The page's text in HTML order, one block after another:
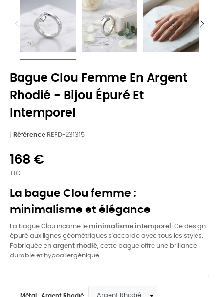
Bague Clou Femme En Argent
Rhodié - Bijou Épuré Et
Intemporel
Référence REFD-231315
168 €
TTC
La bague Clou femme :
minimalisme et élégance
La bague Clou incarne le minimalisme intemporel
. Ce design
épuré aux lignes géométriques s'accorde avec tous les styles.
Fabriquée en argent rhodié, cette bague offre une brillance
durable et hypoallergénique.
Métal : Argent Rhodié